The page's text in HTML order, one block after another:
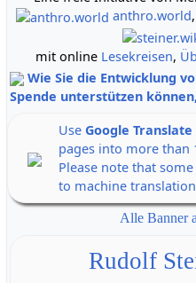
anthro.world,
mit online Lesekreisen,
Wie Sie die Entwicklung
Spende unterstützen
Use Google Translate
pages into more than
Please note that
to machine
Alle Banner
Rudolf